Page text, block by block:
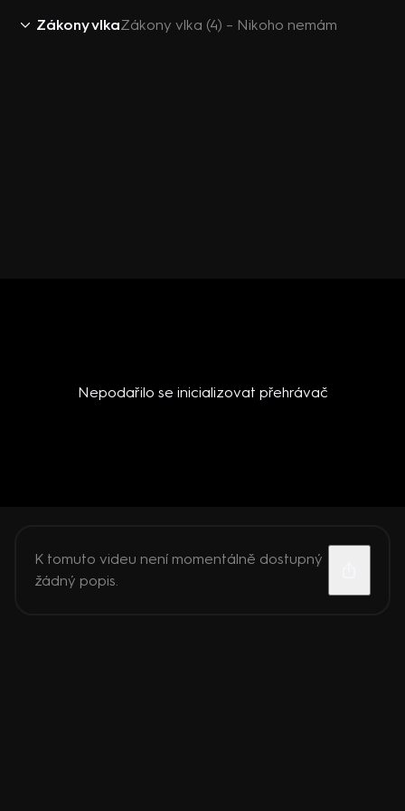
Zákony vlkaZákony vlka (4) – Nikoho nemám
Nepodařilo se inicializovat přehrávač
K tomuto videu není momentálně dostupný
žádný popis.